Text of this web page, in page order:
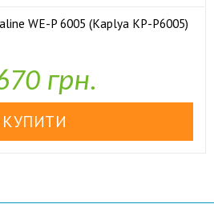
WE-P 6005 (Kaplya KP-P6005)
грн.